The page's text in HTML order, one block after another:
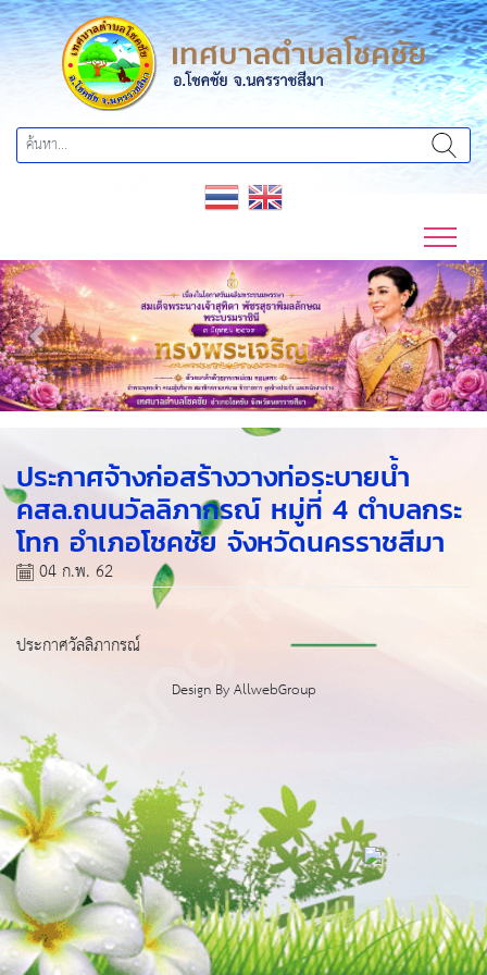
Previous Next
ประกาศจ้างก่อสร้างวางท่อระบายน้ำ
คสล.ถนนวัลลิภากรณ์ หมู่ที่ 4 ตำบลกระ
โทก อำเภอโชคชัย จังหวัดนครราชสีมา
04 ก.พ. 62
ประกาศวัลลิภากรณ์
Design ByAllwebGroup